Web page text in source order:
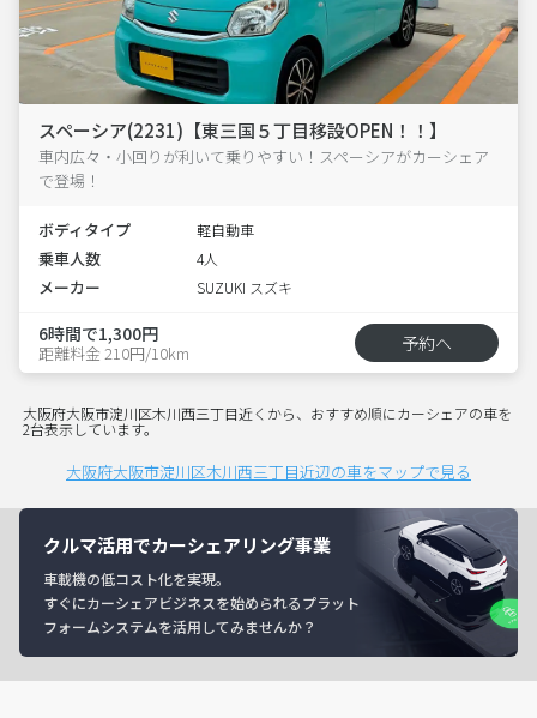
スペーシア(2231)【東三国５丁目移設OPEN！！】
車内広々・小回りが利いて乗りやすい！スペーシアがカーシェア
で登場！
ボディタイプ 軽自動車
乗車人数 4人
メーカー SUZUKI スズキ
6時間で1,300円
距離料金 210円/10km 予約へ
大阪府大阪市淀川区木川西三丁目近くから、おすすめ順にカーシェアの車を
2台表示しています。
大阪府大阪市淀川区木川西三丁目近辺の車をマップで見る
クルマ活用でカーシェアリング事業
車載機の低コスト化を実現。
すぐにカーシェアビジネスを始められるプラット
フォームシステムを活用してみませんか？